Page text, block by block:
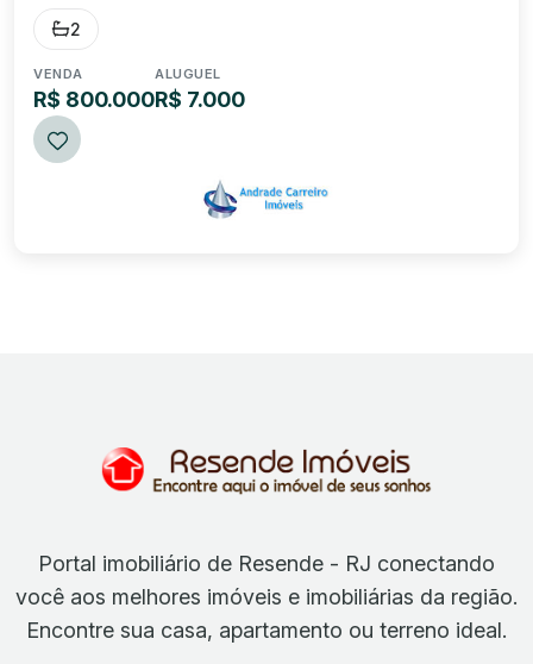
igrejas, possuí uma mini cozinha e 02 banheiros. Possuí
405 m2
2
VENDA
R$ 800.000
ALUGUEL
R$ 7.000
Portal imobiliário de Resende - RJ conectando
você aos melhores imóveis e imobiliárias da região.
Encontre sua casa, apartamento ou terreno ideal.